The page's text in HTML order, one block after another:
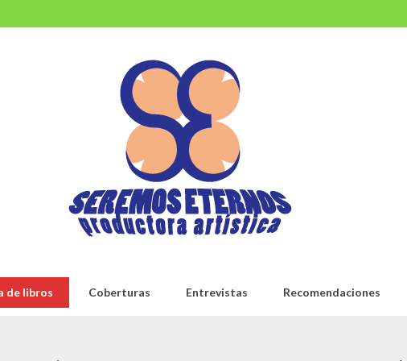
de libros Coberturas Entrevistas Recomendaciones